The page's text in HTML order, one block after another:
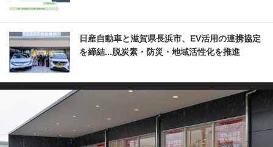
日産自動車と滋賀県長浜市、EV活用の連携協定
を締結...脱炭素・防災・地域活性化を推進